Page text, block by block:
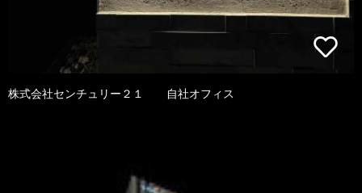
株式会社センチュリー２１ 自社オフィス